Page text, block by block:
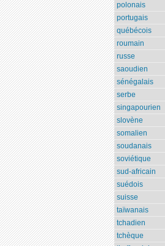
polonais
portugais
québécois
roumain
russe
saoudien
sénégalais
serbe
singapourien
slovène
somalien
soudanais
soviétique
sud-africain
suédois
suisse
taïwanais
tchadien
tchèque